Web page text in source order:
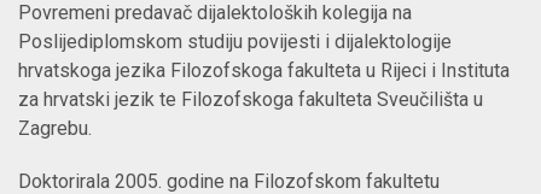
Povremeni predavač dijalektoloških kolegija na
Poslijediplomskom studiju povijesti i dijalektologije
hrvatskoga jezika Filozofskoga fakulteta u Rijeci i Instituta
za hrvatski jezik te Filozofskoga fakulteta Sveučilišta u
Zagrebu.
Doktorirala 2005. godine na Filozofskom fakultetu